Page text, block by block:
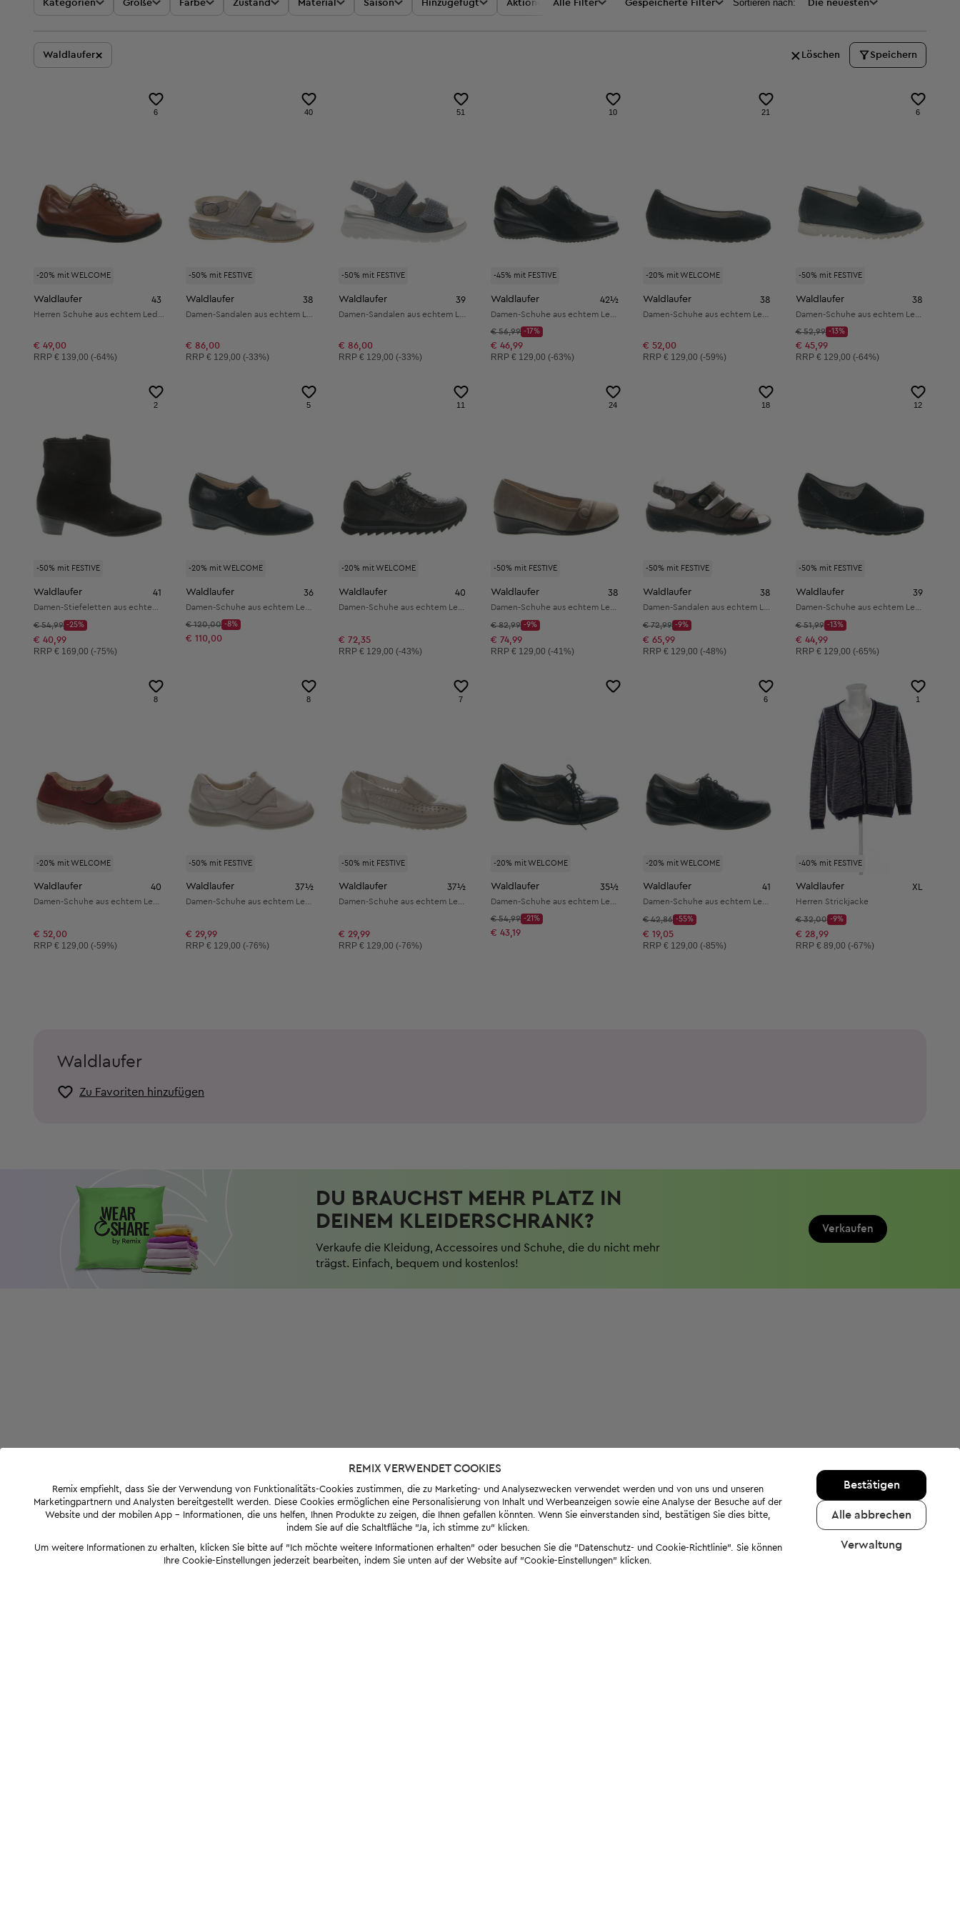
Kategorien Größe Farbe Zustand Material Saison Hinzugefügt Aktionen Preis
Alle Filter Gespeicherte Filter Sortieren nach: Die neuesten
Waldlaufer× Löschen Speichern
-20% mit WELCOME
6
Waldlaufer 43
€ 49,00
Unverbindliche Preisempfehlung:
RRP € 139,00 (-64%)
-50% mit FESTIVE
40
Waldlaufer 38
€ 86,00
Unverbindliche Preisempfehlung:
RRP€ 129,00 (-33%)
-50% mit FESTIVE
51
Waldlaufer 39
€ 86,00
Unverbindliche Preisempfehlung:
RRP € 129,00 (-33%)
-45% mit FESTIVE
10
Waldlaufer 42½
Startpreis:
€ 56,99
Discount Price:
-17%
Reduzierter Preis:
€ 46,99
Unverbindliche Preisempfehlung:
RRP € 129,00 (-63%)
-20% mit WELCOME
21
Waldlaufer 38
€ 52,00
Unverbindliche Preisempfehlung:
RRP€ 129,00 (-59%)
-50% mit FESTIVE
6
Waldlaufer 38
Startpreis:
€ 52,99
Discount Price:
-13%
Reduzierter Preis:
€ 45,99
Unverbindliche Preisempfehlung:
RRP € 129,00 (-64%)
-50% mit FESTIVE
2
Waldlaufer 41
Startpreis:
€ 54,99
Discount Price:
-25%
Reduzierter Preis:
€ 40,99
Unverbindliche Preisempfehlung:
RRP € 169,00 (-75%)
-20% mit WELCOME
5
Waldlaufer 36
Startpreis:
€ 120,00
Discount Price:
-8%
Reduzierter Preis:
€ 110,00
-20% mit WELCOME
11
Waldlaufer 40
€ 72,35
Unverbindliche Preisempfehlung:
RRP € 129,00 (-43%)
-50% mit FESTIVE
24
Waldlaufer 38
Startpreis:
€ 82,99
Discount Price:
-9%
Reduzierter Preis:
€ 74,99
Unverbindliche Preisempfehlung:
RRP € 129,00 (-41%)
-50% mit FESTIVE
18
Waldlaufer 38
Startpreis:
€ 72,99
Discount Price:
-9%
Reduzierter Preis:
€ 65,99
Unverbindliche Preisempfehlung:
RRP€ 129,00 (-48%)
-50% mit FESTIVE
12
Waldlaufer 39
Startpreis:
€ 51,99
Discount Price:
-13%
Reduzierter Preis:
€ 44,99
Unverbindliche Preisempfehlung:
RRP € 129,00 (-65%)
-20% mit WELCOME
8
Waldlaufer 40
€ 52,00
Unverbindliche Preisempfehlung:
RRP € 129,00 (-59%)
-50% mit FESTIVE
8
Waldlaufer 37½
€ 29,99
Unverbindliche Preisempfehlung:
RRP€ 129,00 (-76%)
-50% mit FESTIVE
7
Waldlaufer 37½
€ 29,99
Unverbindliche Preisempfehlung:
RRP € 129,00 (-76%)
-20% mit WELCOME
Waldlaufer 35½
Startpreis:
€ 54,99
Discount Price:
-21%
Reduzierter Preis:
€ 43,19
-20% mit WELCOME
6
Waldlaufer 41
Startpreis:
€ 42,86
Discount Price:
-55%
Reduzierter Preis:
€ 19,05
Unverbindliche Preisempfehlung:
RRP€ 129,00 (-85%)
-40% mit FESTIVE
1
Waldlaufer XL
Herren Strickjacke
Startpreis:
€ 32,00
Discount Price:
-9%
Reduzierter Preis:
€ 28,99
Unverbindliche Preisempfehlung:
RRP € 89,00 (-67%)
Waldlaufer
Zu Favoriten hinzufügen
DU BRAUCHST MEHR PLATZ IN
DEINEM KLEIDERSCHRANK?
Verkaufe die Kleidung, Accessoires und Schuhe, die du nicht mehr
trägst. Einfach, bequem und kostenlos!
Verkaufen
REMIX VERWENDET COOKIES
Remix empfiehlt, dass Sie der Verwendung von Funktionalitäts-Cookies zustimmen, die zu Marketing- und Analysezwecken verwendet werden und von uns und unseren
Marketingpartnern und Analysten bereitgestellt werden. Diese Cookies ermöglichen eine Personalisierung von Inhalt und Werbeanzeigen sowie eine Analyse der Besuche auf der
Website und der mobilen App - Informationen, die uns helfen, Ihnen Produkte zu zeigen, die Ihnen gefallen könnten. Wenn Sie einverstanden sind, bestätigen Sie dies bitte,
indem Sie auf die Schaltfläche "Ja, ich stimme zu" klicken.
Um weitere Informationen zu erhalten, klicken Sie bitte auf "Ich möchte weitere Informationen erhalten" oder besuchen Sie die "Datenschutz- und Cookie-Richtlinie". Sie können
Ihre Cookie-Einstellungen jederzeit bearbeiten, indem Sie unten auf der Website auf "Cookie-Einstellungen" klicken.
Bestätigen
Alle abbrechen
Verwaltung